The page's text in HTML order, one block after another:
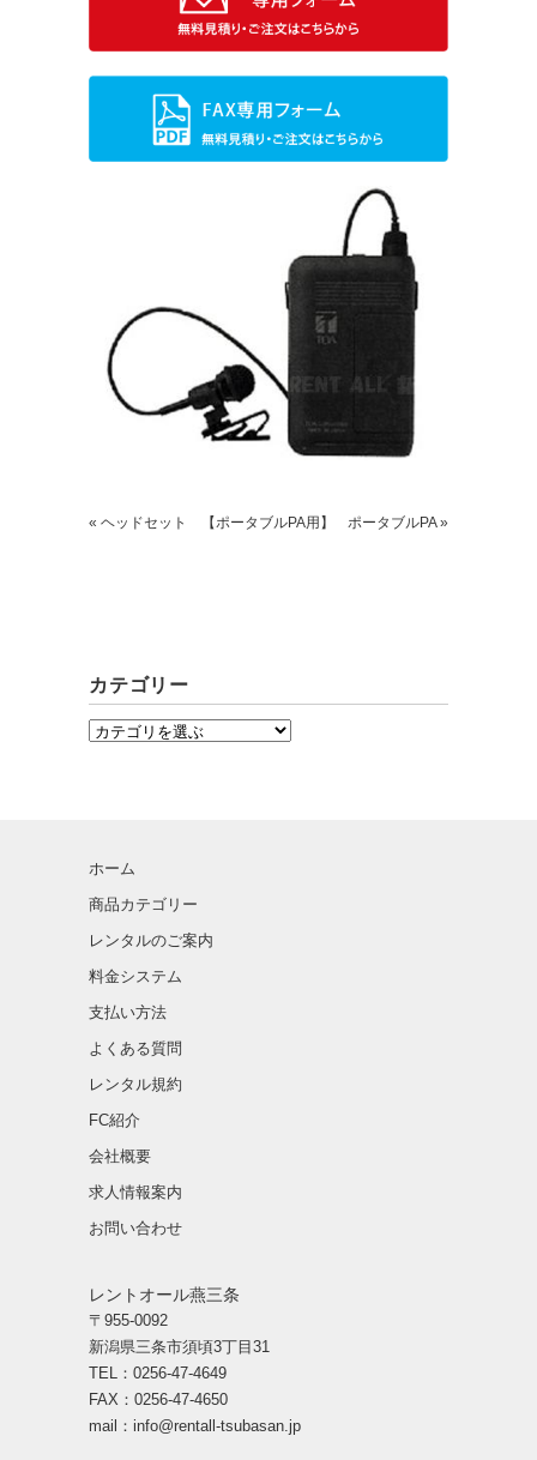
求人情報案内
FC紹介
« ヘッドセット 【ポータブルPA用】 ポータブルPA »
カテゴリー
ホーム
商品カテゴリー
レンタルのご案内
料金システム
支払い方法
よくある質問
レンタル規約
FC紹介
会社概要
求人情報案内
お問い合わせ
レントオール燕三条
〒955-0092
新潟県三条市須頃3丁目31
TEL：0256-47-4649
FAX：0256-47-4650
mail： info@rentall-tsubasan.jp